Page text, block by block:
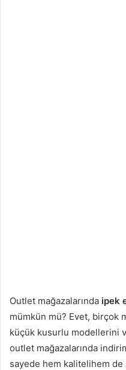
Outlet mağazalarında ipek
mümkün mü? Evet, birçok
küçük kusurlu modellerini
outlet mağazalarında
sayede hem kalitelihem